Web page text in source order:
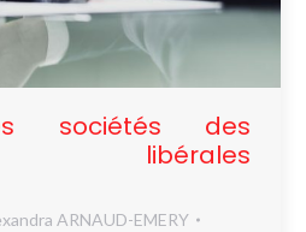
sociétés des
libérales
ARNAUD-EMERY